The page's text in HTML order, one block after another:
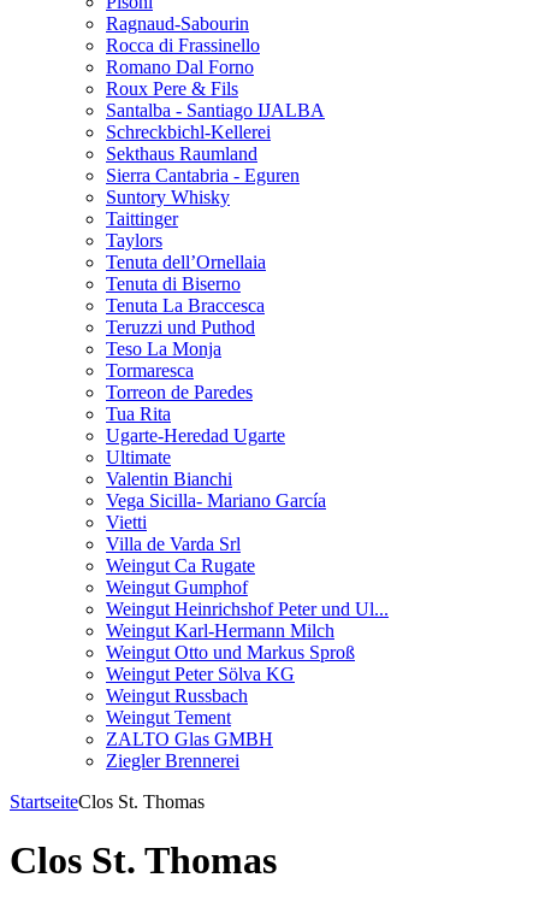
Ragnaud-Sabourin
Rocca di Frassinello
Romano Dal Forno
Roux Pere & Fils
Santalba - Santiago IJALBA
Schreckbichl-Kellerei
Sekthaus Raumland
Sierra Cantabria - Eguren
Suntory Whisky
Taittinger
Taylors
Tenuta dell’Ornellaia
Tenuta di Biserno
Tenuta La Braccesca
Teruzzi und Puthod
Teso La Monja
Tormaresca
Torreon de Paredes
Tua Rita
Ugarte-Heredad Ugarte
Ultimate
Valentin Bianchi
Vega Sicilla- Mariano García
Vietti
Villa de Varda Srl
Weingut Ca Rugate
Weingut Gumphof
Weingut Heinrichshof Peter und Ul...
Weingut Karl-Hermann Milch
Weingut Otto und Markus Sproß
Weingut Peter Sölva KG
Weingut Russbach
Weingut Tement
ZALTO Glas GMBH
Ziegler Brennerei
StartseiteClos St. Thomas
Clos St. Thomas